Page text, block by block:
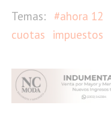
#ahora 12
cuotas
impuestos